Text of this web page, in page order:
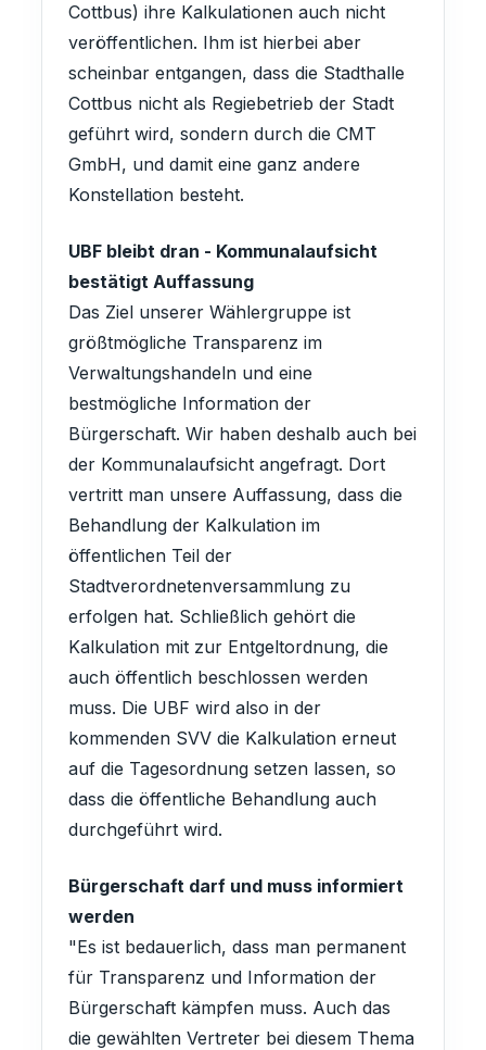
Cottbus) ihre Kalkulationen auch nicht
veröffentlichen. Ihm ist hierbei aber
scheinbar entgangen, dass die Stadthalle
Cottbus nicht als Regiebetrieb der Stadt
geführt wird, sondern durch die CMT
GmbH, und damit eine ganz andere
Konstellation besteht.
UBF bleibt dran - Kommunalaufsicht
bestätigt Auffassung
Das Ziel unserer Wählergruppe ist
größtmögliche Transparenz im
Verwaltungshandeln und eine
bestmögliche Information der
Bürgerschaft. Wir haben deshalb auch bei
der Kommunalaufsicht angefragt. Dort
vertritt man unsere Auffassung, dass die
Behandlung der Kalkulation im
öffentlichen Teil der
Stadtverordnetenversammlung zu
erfolgen hat. Schließlich gehört die
Kalkulation mit zur Entgeltordnung, die
auch öffentlich beschlossen werden
muss. Die UBF wird also in der
kommenden SVV die Kalkulation erneut
auf die Tagesordnung setzen lassen, so
dass die öffentliche Behandlung auch
durchgeführt wird.
Bürgerschaft darf und muss informiert
werden
"Es ist bedauerlich, dass man permanent
für Transparenz und Information der
Bürgerschaft kämpfen muss. Auch das
die gewählten Vertreter bei diesem Thema